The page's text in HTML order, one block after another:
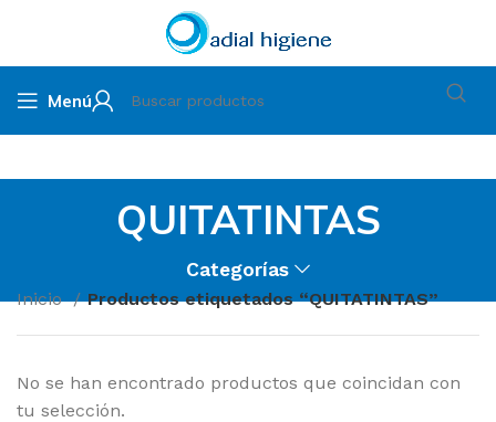
Menú
QUITATINTAS
Categorías
Inicio Productos etiquetados “QUITATINTAS”
No se han encontrado productos que coincidan con
tu selección.